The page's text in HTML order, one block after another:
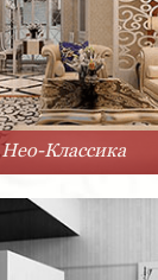
Нео-Классика